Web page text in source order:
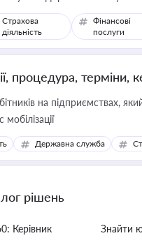
Страхова
діяльність
Фінансові
послуги
процедура, терміни,
на підприємствах,
Державна служба
рішень
Керівник Знайти